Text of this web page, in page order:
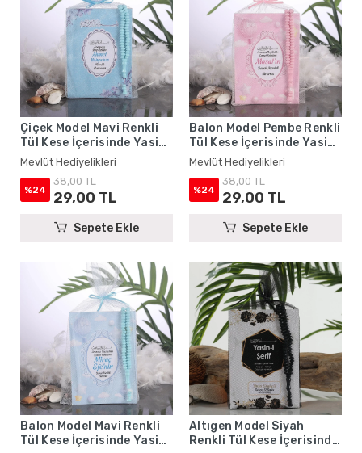
Çiçek Model Mavi Renkli
Tül Kese İçerisinde Yasin
Kitabı ve Tesbih - Mevlüt
Hediyelikleri
Mevlüt Hediyelikleri
%24
38,00 TL
29,00 TL
Sepete Ekle
Balon Model Pembe Renkli
Tül Kese İçerisinde Yasin
Kitabı ve Tesbih - Mevlüt
Hediyelikleri
Mevlüt Hediyelikleri
%24
38,00 TL
29,00 TL
Sepete Ekle
Balon Model Mavi Renkli
Tül Kese İçerisinde Yasin
Altıgen Model Siyah
Renkli Tül Kese İçerisinde